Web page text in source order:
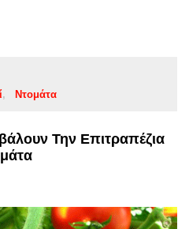
Ντομάτα
Την Επιτραπέζια